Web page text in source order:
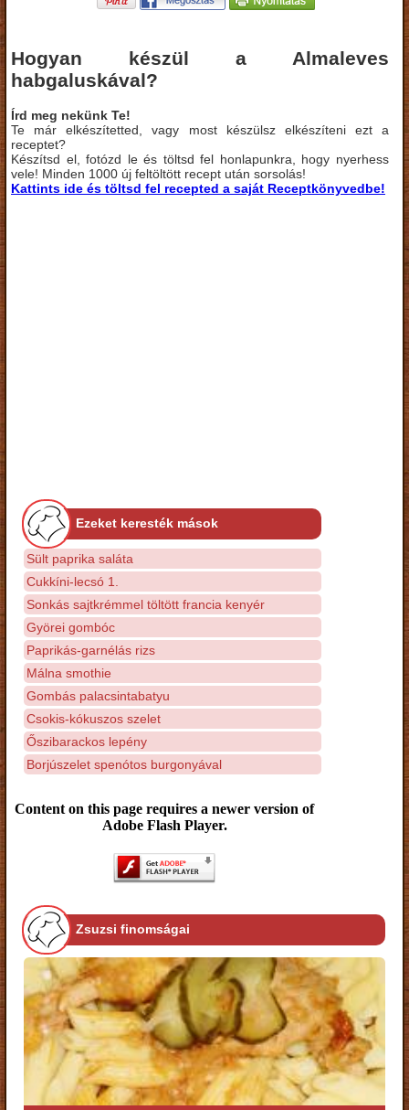
Hogyan készül a Almaleves
habgaluskával?
Írd meg nekünk Te!
Te már elkészítetted, vagy most készülsz elkészíteni ezt a
receptet?
Készítsd el, fotózd le és töltsd fel honlapunkra, hogy nyerhess
vele! Minden 1000 új feltöltött recept után sorsolás!
Kattints ide és töltsd fel recepted a saját Receptkönyvedbe!
Ezeket keresték mások
Sült paprika saláta
Cukkíni-lecsó 1.
Sonkás sajtkrémmel töltött francia kenyér
Györei gombóc
Paprikás-garnélás rizs
Málna smothie
Gombás palacsintabatyu
Csokis-kókuszos szelet
Őszibarackos lepény
Borjúszelet spenótos burgonyával
Content on this page requires a newer version of
Adobe Flash Player.
Zsuzsi finomságai